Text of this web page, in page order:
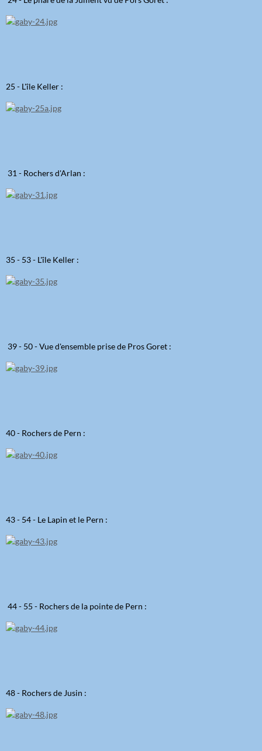
25 - L'île Keller :
31 - Rochers d'Arlan :
35 - 53 - L'île Keller :
39 - 50 - Vue d'ensemble prise de Pros Goret :
40 - Rochers de Pern :
43 - 54 - Le Lapin et le Pern :
44 - 55 - Rochers de la pointe de Pern :
48 - Rochers de Jusin :